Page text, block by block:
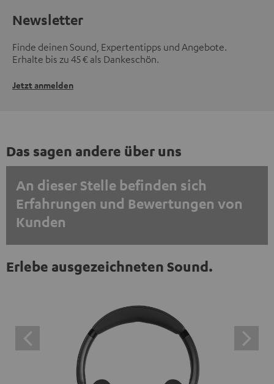
Newsletter
Finde deinen Sound, Expertentipps und Angebote.
Erhalte bis zu 45 € als Dankeschön.
Jetzt anmelden
Das sagen andere über uns
An dieser Stelle befinden sich
Erfahrungen und Bewertungen von
Kunden
EINMALIG ZUSTIMMEN UND ANZEIGEN
Trustpilot‑Bewertungen sind externe Inhalte. Der
externe Inhalt kann hier mit nur einem Klick angezeigt
werden. Mit dem Anklicken des Inhalts wird zugestimmt,
dass externe Inhalte angezeigt werden. Dabei können
personenbezogene Daten an Drittplattformen
Erlebe ausgezeichneten Sound.